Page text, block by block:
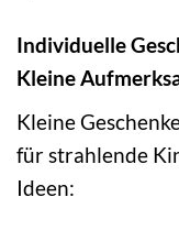
Individuelle
Kleine
Kleine
für strahlende
Ideen: